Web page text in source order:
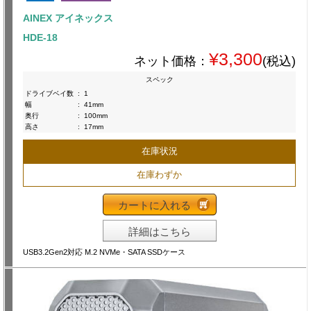
AINEX アイネックス
HDE-18
ネット価格： ¥3,300(税込)
スペック
ドライブベイ数 :
1
幅
:
41mm
奥行
:
100mm
高さ
: 17mm
在庫状況
在庫わずか
カートに入れる
詳細はこちら
USB3.2Gen2対応 M.2 NVMe・SATA SSDケース